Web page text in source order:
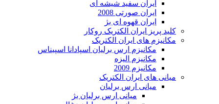
ایران سفید شیشه ای
ایران صورتی 2008
ایران قهوه ای بژ
کلید پریز ایران الکتریک روکار
مکانیزم های ایران الکتریک
مکانیزم ارس برلیان اسپادانا اسپیناس
مکانیزم الیزه
مکانیزم 2009
میانی های ایران الکتریک
میانی ارس برلیان
میانی ارس برلیان بژ